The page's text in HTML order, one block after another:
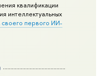
квалификации
интеллектуальных
первого ИИ-